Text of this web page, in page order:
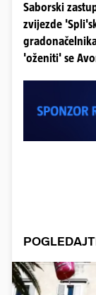
Saborski
zvijezde
'oženiti' se